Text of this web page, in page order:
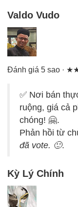
Valdo Vudo
Đánh giá 5 sao ·
✅ Nơi bán
ruộng, giá cả
chóng! 🤗.
Phản hồi từ
đã vote. 🙂.
Kỳ Lý Chính